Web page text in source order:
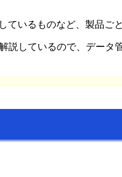
ているものなど、製品ご
説しているので、データ